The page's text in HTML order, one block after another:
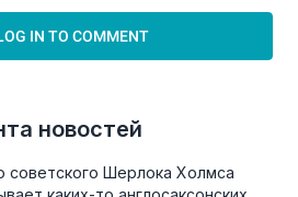
новостей
советского Шерлока Холмса